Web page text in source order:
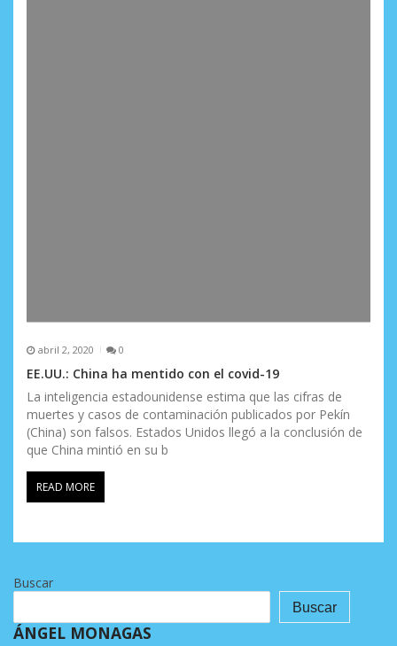
abril 2, 2020 0
EE.UU.: China ha mentido con el covid-19
La inteligencia estadounidense estima que las cifras de
muertes y casos de contaminación publicados por Pekín
(China) son falsos. Estados Unidos llegó a la conclusión de
que China mintió en su b
READ MORE
Buscar
Buscar
ÁNGEL MONAGAS